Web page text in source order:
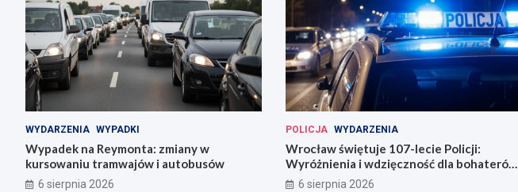
WYDARZENIA WYPADKI
Wypadek na Reymonta: zmiany w
kursowaniu tramwajów i autobusów
6 sierpnia 2026
POLICJA WYDARZENIA
Wrocław świętuje 107-lecie Policji:
Wyróżnienia i wdzięczność dla bohaterów
codzienności
6 sierpnia 2026